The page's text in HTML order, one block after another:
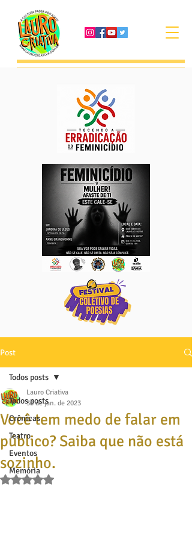
Post
Todos posts
Crônicas
Teatro
Eventos
Memória
Todos posts
Você tem medo de falar em
público? Saiba que não está
sozinho.
Lauro Criativa
30 de jan. de 2023
Avaliado com NaN de 5 estrelas.